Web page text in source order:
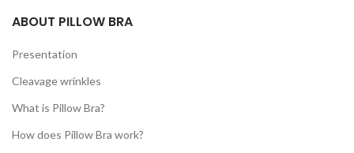
ABOUT PILLOW BRA
Presentation
Cleavage wrinkles
What is Pillow Bra?
How does Pillow Bra work?